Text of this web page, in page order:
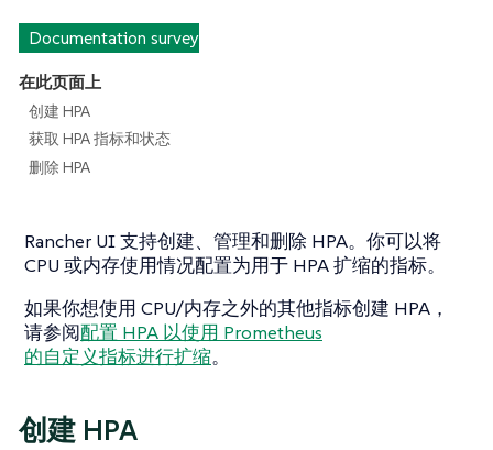
Documentation survey
在此页面上
创建 HPA
获取 HPA 指标和状态
删除 HPA
Rancher UI 支持创建、管理和删除 HPA。你可以将
CPU 或内存使用情况配置为用于 HPA 扩缩的指标。
如果你想使用 CPU/内存之外的其他指标创建 HPA，
请参阅配置 HPA 以使用 Prometheus
的自定义指标进行扩缩。
创建 HPA